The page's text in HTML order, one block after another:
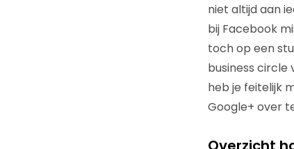
niet altijd aan
bij Facebook
toch op een
business circle
heb je feitelijk
Google+ over